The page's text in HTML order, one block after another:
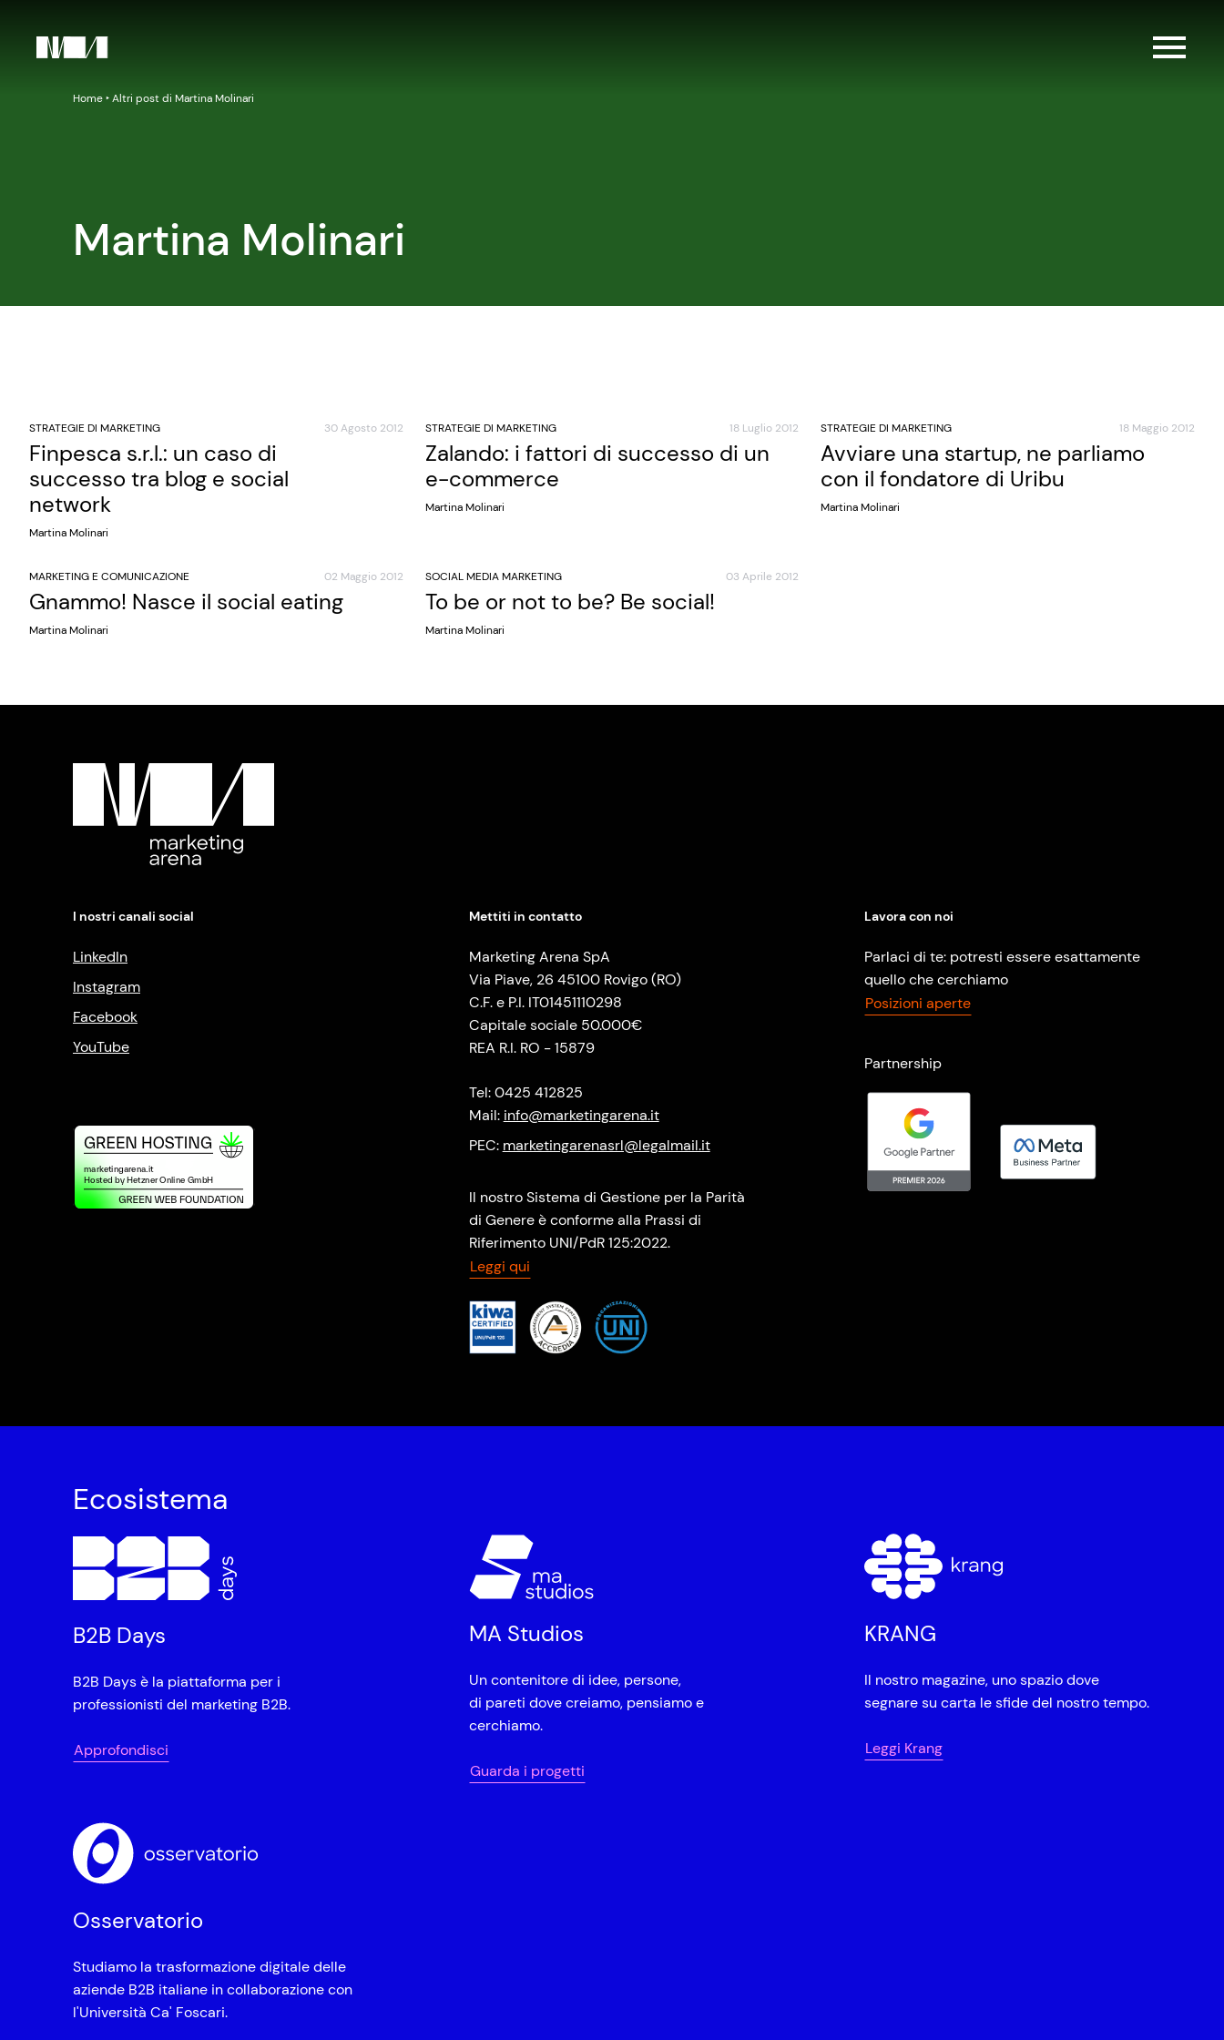
Home‣Altri post di Martina Molinari
Martina Molinari
STRATEGIE DI MARKETING 30 Agosto 2012
Finpesca s.r.l.: un caso di
successo tra blog e social
network
Martina Molinari
STRATEGIE DI MARKETING 18 Luglio 2012
Zalando: i fattori di successo di un
e-commerce
Martina Molinari
STRATEGIE DI MARKETING 18 Maggio 2012
Avviare una startup, ne parliamo
con il fondatore di Uribu
Martina Molinari
MARKETING E COMUNICAZIONE 02 Maggio 2012
Gnammo! Nasce il social eating
Martina Molinari
SOCIAL MEDIA MARKETING 03 Aprile 2012
To be or not to be? Be social!
Martina Molinari
I nostri canali social
LinkedIn
Instagram
Facebook
YouTube
Mettiti in contatto
Marketing Arena SpA
Via Piave, 26 45100 Rovigo (RO)
C.F. e P.I. IT01451110298
Capitale sociale 50.000€
REA R.I. RO - 15879
Tel: 0425 412825
Mail: info@marketingarena.it
PEC: marketingarenasrl@legalmail.it
Il nostro Sistema di Gestione per la Parità
di Genere è conforme alla Prassi di
Riferimento UNI/PdR 125:2022.
Leggi qui
Lavora con noi
Parlaci di te: potresti essere esattamente
quello che cerchiamo
Posizioni aperte
Partnership
Ecosistema
B2B Days
B2B Days è la piattaforma per i
professionisti del marketing B2B.
Approfondisci
Osservatorio
Studiamo la trasformazione digitale delle
aziende B2B italiane in collaborazione con
l'Università Ca' Foscari.
MA Studios
Un contenitore di idee, persone,
di pareti dove creiamo, pensiamo e
cerchiamo.
Guarda i progetti
KRANG
Il nostro magazine, uno spazio dove
segnare su carta le sfide del nostro tempo.
Leggi Krang